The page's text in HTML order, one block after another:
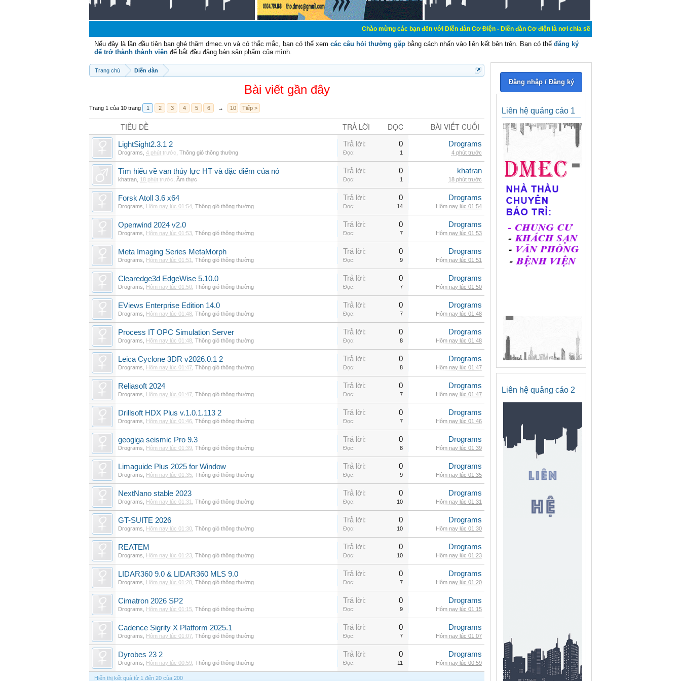
Chào mừng các bạn đến với Diễn đàn Cơ Điện - Diễn đàn Cơ điện là nơi chia sẽ kiến thức kinh nghiệm trong lãnh vực
Nếu đây là lần đầu tiên bạn ghé thăm dmec.vn và có thắc mắc, bạn có thể xem các câu hỏi thường gặp bằng cách nhấn vào liên kết bên trên. Bạn có thể đăng ký
để trở thành thành viên để bắt đầu đăng bán sản phẩm của mình.
Trang chủ Diễn đàn
Bài viết gần đây
Trang 1 của 10 trang 1 2 3 4 5 6 → 10 Tiếp >
TIÊU ĐỀ TRẢ LỜI ĐỌC BÀI VIẾT CUỐI
LightSight2.3.1 2
Drograms 4 phút trước Thông gió thông thường
Trả lời: 0
Đọc: 1
Drograms
4 phút trước
Tìm hiểu về van thủy lực HT và đặc điểm của nó
khatran 18 phút trước Ẩm thực
Trả lời: 0
Đọc: 1
khatran
18 phút trước
Forsk Atoll 3.6 x64
Drograms Hôm nay lúc 01:54 Thông gió thông thường
Trả lời: 0
Đọc: 14
Drograms
Hôm nay lúc 01:54
Openwind 2024 v2.0
Drograms Hôm nay lúc 01:53 Thông gió thông thường
Trả lời: 0
Đọc: 7
Drograms
Hôm nay lúc 01:53
Meta Imaging Series MetaMorph
Drograms Hôm nay lúc 01:51 Thông gió thông thường
Trả lời: 0
Đọc: 9
Drograms
Hôm nay lúc 01:51
Clearedge3d EdgeWise 5.10.0
Drograms Hôm nay lúc 01:50 Thông gió thông thường
Trả lời: 0
Đọc: 7
Drograms
Hôm nay lúc 01:50
EViews Enterprise Edition 14.0
Drograms Hôm nay lúc 01:48 Thông gió thông thường
Trả lời: 0
Đọc: 7
Drograms
Hôm nay lúc 01:48
Process IT OPC Simulation Server
Drograms Hôm nay lúc 01:48 Thông gió thông thường
Trả lời: 0
Đọc: 8
Drograms
Hôm nay lúc 01:48
Leica Cyclone 3DR v2026.0.1 2
Drograms Hôm nay lúc 01:47 Thông gió thông thường
Trả lời: 0
Đọc: 8
Drograms
Hôm nay lúc 01:47
Reliasoft 2024
Drograms Hôm nay lúc 01:47 Thông gió thông thường
Trả lời: 0
Đọc: 7
Drograms
Hôm nay lúc 01:47
Drillsoft HDX Plus v.1.0.1.113 2
Drograms Hôm nay lúc 01:46 Thông gió thông thường
Trả lời: 0
Đọc: 7
Drograms
Hôm nay lúc 01:46
geogiga seismic Pro 9.3
Drograms Hôm nay lúc 01:39 Thông gió thông thường
Trả lời: 0
Đọc: 8
Drograms
Hôm nay lúc 01:39
Limaguide Plus 2025 for Window
Drograms Hôm nay lúc 01:35 Thông gió thông thường
Trả lời: 0
Đọc: 9
Drograms
Hôm nay lúc 01:35
NextNano stable 2023
Drograms Hôm nay lúc 01:31 Thông gió thông thường
Trả lời: 0
Đọc: 10
Drograms
Hôm nay lúc 01:31
GT-SUITE 2026
Drograms Hôm nay lúc 01:30 Thông gió thông thường
Trả lời: 0
Đọc: 10
Drograms
Hôm nay lúc 01:30
REATEM
Drograms Hôm nay lúc 01:23 Thông gió thông thường
Trả lời: 0
Đọc: 10
Drograms
Hôm nay lúc 01:23
LIDAR360 9.0 & LIDAR360 MLS 9.0
Drograms Hôm nay lúc 01:20 Thông gió thông thường
Trả lời: 0
Đọc: 7
Drograms
Hôm nay lúc 01:20
Cimatron 2026 SP2
Drograms Hôm nay lúc 01:15 Thông gió thông thường
Trả lời: 0
Đọc: 9
Drograms
Hôm nay lúc 01:15
Cadence Sigrity X Platform 2025.1
Drograms Hôm nay lúc 01:07 Thông gió thông thường
Trả lời: 0
Đọc: 7
Drograms
Hôm nay lúc 01:07
Dyrobes 23 2
Drograms Hôm nay lúc 00:59 Thông gió thông thường
Trả lời: 0
Đọc: 11
Drograms
Hôm nay lúc 00:59
Hiển thị kết quả từ 1 đến 20 của 200
Đăng nhập / Đăng ký
Liên hệ quảng cáo 1
Liên hệ quảng cáo 2